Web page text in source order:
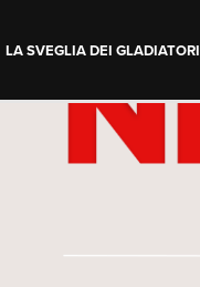
LA SVEGLIA DEI GLADIATORI